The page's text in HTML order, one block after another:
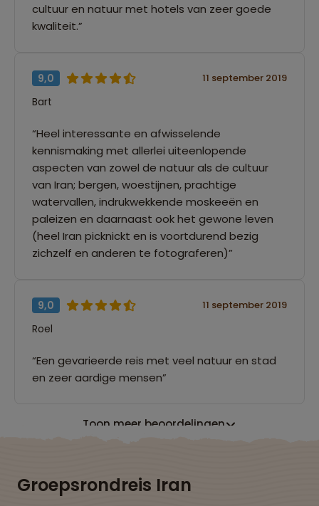
cultuur en natuur met hotels van zeer goede
kwaliteit.”
9,0 11 september 2019
Bart
“Heel interessante en afwisselende
kennismaking met allerlei uiteenlopende
aspecten van zowel de natuur als de cultuur
van Iran; bergen, woestijnen, prachtige
watervallen, indrukwekkende moskeeën en
paleizen en daarnaast ook het gewone leven
(heel Iran picknickt en is voortdurend bezig
zichzelf en anderen te fotograferen)”
9,0 11 september 2019
Roel
“Een gevarieerde reis met veel natuur en stad
en zeer aardige mensen”
Toon meer beoordelingen
Groepsrondreis Iran